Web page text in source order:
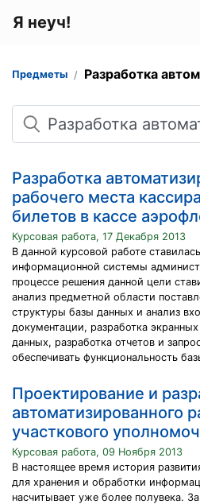
Я неуч!
Предметы Разработка
Поиск
Разработка
рабочего места
билетов в кассе
Курсовая работа, 17 Декабря 2013
В данной курсовой работе
информационной системы
процессе решения данной цели
анализ предметной области
структуры базы данных и анализ
документации, разработка
данных, разработка отчетов и
обеспечивать функциональность
Проектирование и
автоматизированного
участкового
Курсовая работа, 09 Ноября 2013
В настоящее время история
для хранения и обработки
насчитывает уже более полувека.